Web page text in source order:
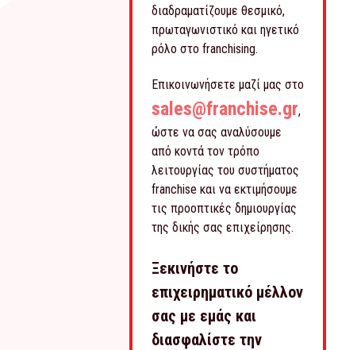
διαδραματίζουμε θεσμικό,
πρωταγωνιστικό και ηγετικό
ρόλο στο franchising.
Επικοινωνήσετε μαζί μας στο
sales@franchise.gr,
ώστε να σας αναλύσουμε
από κοντά τον τρόπο
λειτουργίας του συστήματος
franchise και να εκτιμήσουμε
τις προοπτικές δημιουργίας
της δικής σας επιχείρησης.
Ξεκινήστε το
επιχειρηματικό μέλλον
σας με εμάς και
διασφαλίστε την